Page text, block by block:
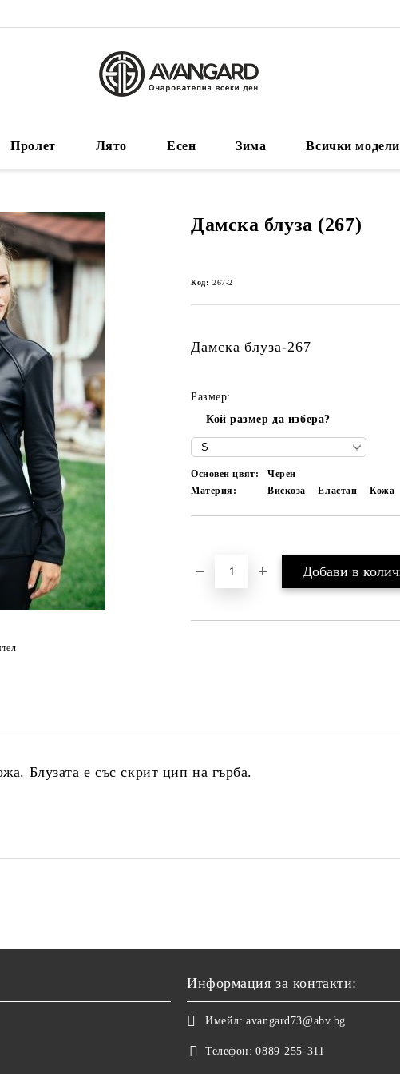
Пролет Лято Есен Зима Всички модели
Дамска блуза (267)
Код: 267-2
Дамска блуза-267
Размер:
Кой размер да избера?
Основен цвят:
Черен
Материя:
Вискоза Еластан Кожа
Блузата е със скрит цип на гърба.
Информация за контакти:
Имейл: avangard73@abv.bg
Телефон: 0889-255-311